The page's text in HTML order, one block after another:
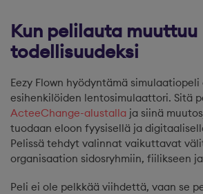
Kun pelilauta muuttuu
todellisuudeksi
Eezy Flown hyödyntämä simulaatiopeli
esihenkilöiden lentosimulaattori. Sitä
ActeeChange-alustalla ja siinä
tuodaan eloon fyysisellä ja
Pelissä tehdyt valinnat vaikuttavat
organisaation sidosryhmiin, fiilikseen
Peli ei ole pelkkää viihdettä, vaan se